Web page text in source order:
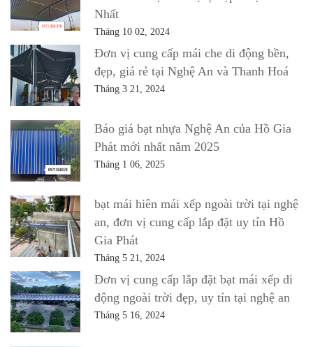
Nhất
Tháng 10 02, 2024
Đơn vị cung cấp mái che di động bền,
đẹp, giá rẻ tại Nghệ An và Thanh Hoá
Tháng 3 21, 2024
Báo giá bạt nhựa Nghệ An của Hồ Gia
Phát mới nhất năm 2025
Tháng 1 06, 2025
bạt mái hiên mái xếp ngoài trời tại nghệ
an, đơn vị cung cấp lắp đặt uy tín Hồ
Gia Phát
Tháng 5 21, 2024
Đơn vị cung cấp lắp đặt bạt mái xếp di
động ngoài trời đẹp, uy tín tại nghệ an
Tháng 5 16, 2024